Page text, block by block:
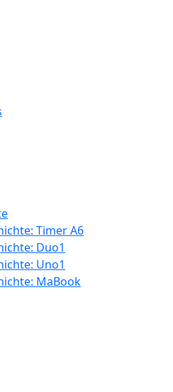
Timer A6
Duo1
Uno1
MaBook